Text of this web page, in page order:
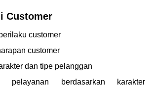
Customer
customer
customer
dan tipe pelanggan
pelayanan berdasarkan karakter